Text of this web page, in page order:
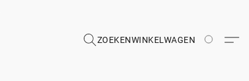
ZOEKENWINKELWAGEN